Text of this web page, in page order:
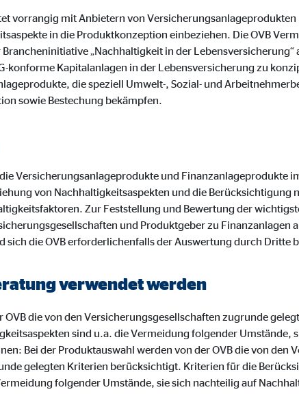
vorrangig mit Anbietern von
in die Produktkonzeption einbeziehen. Die OVB
„Nachhaltigkeit in der Lebensversicherung“
konforme Kapitalanlagen in der Lebensversicherung zu
die speziell Umwelt-, Sozial- und
sowie Bestechung bekämpfen.
Versicherungsanlageprodukte und Finanzanlageprodukte
von Nachhaltigkeitsaspekten und die Berücksichtigung
Zur Feststellung und Bewertung der
und Produktgeber zu Finanzanlagen
sich die OVB erforderlichenfalls der Auswertung durch Dritte
verwendet werden
OVB die von den Versicherungsgesellschaften zugrunde
sind u.a. die Vermeidung folgender Umstände,
Bei der Produktauswahl werden von der OVB die von den
gelegten Kriterien berücksichtigt. Kriterien für die
folgender Umstände, sie sich nachteilig auf
von Videos